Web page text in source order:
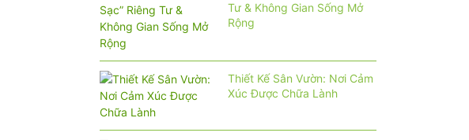
Tư & Không Gian Sống Mở
Rộng
Thiết Kế Sân Vườn: Nơi Cảm
Xúc Được Chữa Lành